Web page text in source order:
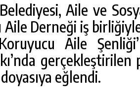
Aile ve
Aile Derneği iş
Aile
eğlendi.